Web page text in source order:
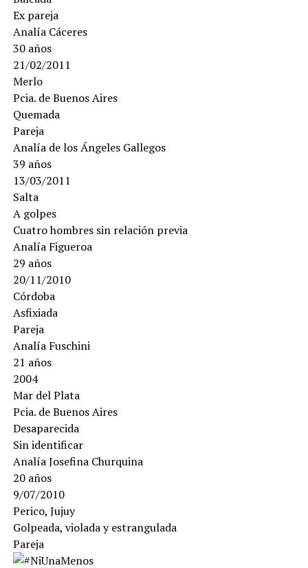
Ex pareja
Analía Cáceres
30 años
21/02/2011
Merlo
Pcia. de Buenos Aires
Quemada
Pareja
Analía de los Ángeles Gallegos
39 años
13/03/2011
Salta
A golpes
Cuatro hombres sin relación previa
Analía Figueroa
29 años
20/11/2010
Córdoba
Asfixiada
Pareja
Analía Fuschini
21 años
2004
Mar del Plata
Pcia. de Buenos Aires
Desaparecida
Sin identificar
Analía Josefina Churquina
20 años
9/07/2010
Perico, Jujuy
Golpeada, violada y estrangulada
Pareja